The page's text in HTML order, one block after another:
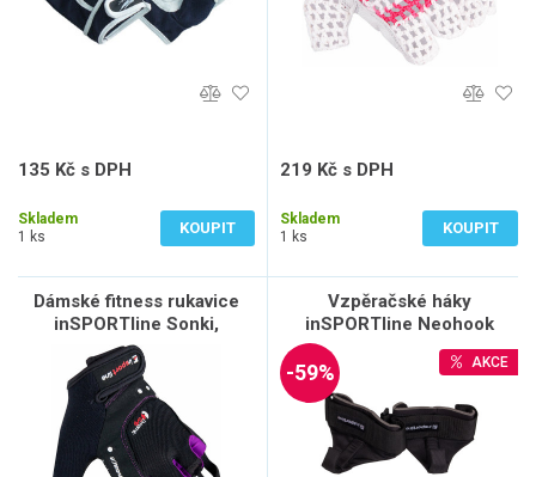
135 Kč s DPH
Skladem
1 ks
KOUPIT
219 Kč s DPH
Skladem
1 ks
KOUPIT
Dámské fitness rukavice
inSPORTline Sonki,
varianta: Velikost S
Vzpěračské háky
inSPORTline Neohook
neoprenové
AKCE
-59%